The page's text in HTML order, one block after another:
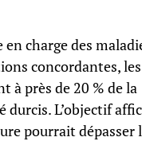
charge des
concordantes, les
à près de 20 % de la
L’objectif
pourrait dépasser